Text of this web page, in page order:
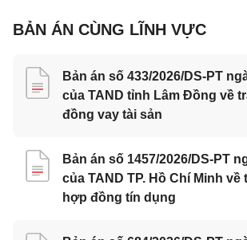
BẢN ÁN CÙNG LĨNH VỰC
Bản án số 433/2026/DS-PT
của TAND tỉnh Lâm Đồng về
đồng vay tài sản
Bản án số 1457/2026/DS-PT
của TAND TP. Hồ Chí Minh về
hợp đồng tín dụng